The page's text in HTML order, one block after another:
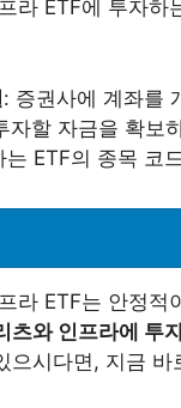
라 ETF에 투자
: 증권사에 계좌를
자할 자금을 확보
는 ETF의 종목 코
라 ETF는 안정
츠와 인프라에 투
으시다면, 지금